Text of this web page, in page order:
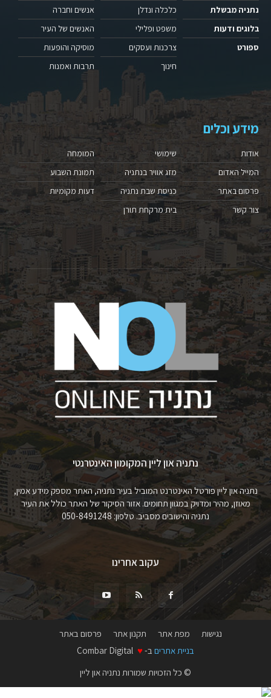
נתניה מבשלת
בלוגים ודעות
ספורט
כלכלה ונדלן
משפט ופלילי
צרכנות ועסקים
חינוך
אנשים וחברה
האנשים של העיר
מוסיקה והופעות
תרבות ואמנות
מידע וכלים
אודות
המייל האדום
פרסום באתר
צור קשר
שימושי
מזג אוויר בנתניה
כניסת שבת נתניה
בית מרקחת תורן
המומחה
תמונת השבוע
דעות מקומיות
נתניה און ליין המקומון האינטרנטי
נתניה און ליין פורטל האינטרנט המוביל בעיר נתניה, האתר מספק מידע אמין,
מאוזן, מהיר ומדויק במגוון תחומים. אזור הסיקור של האתר כולל את העיר
נתניה והישובים מסביב. טלפון: 050-8491248
עקוב אחרינו
נגישות מפת אתר תקנון אתר
פרסום באתר
בניית אתרים ב- ♥
© כל הזכויות שמורות נתניה און ליין